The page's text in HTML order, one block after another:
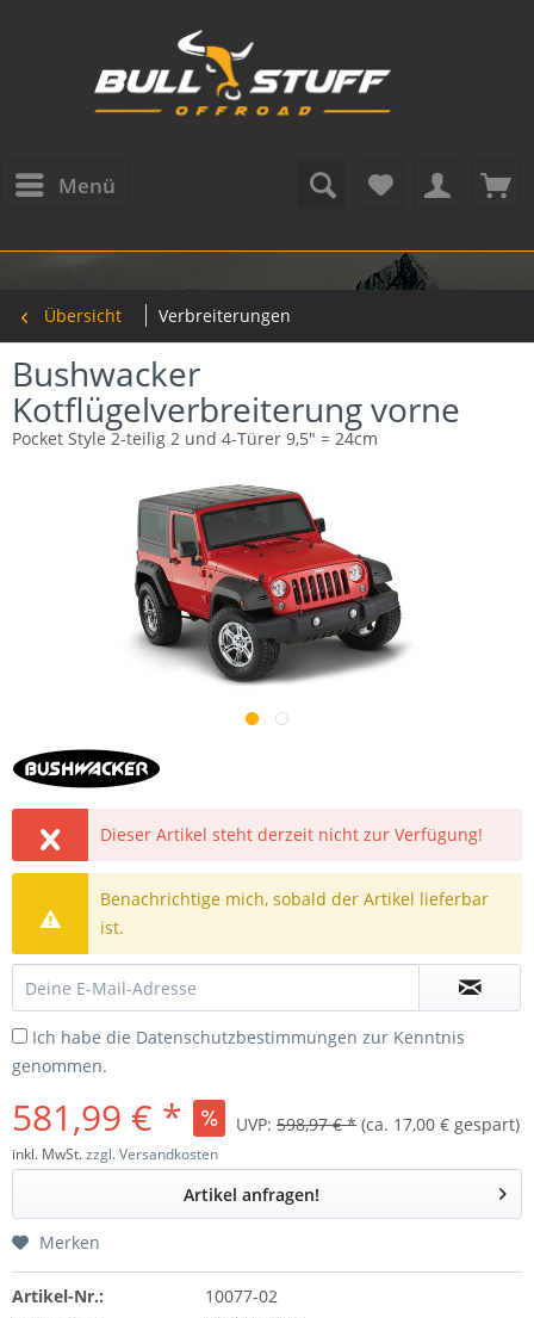
Menü
Übersicht Verbreiterungen
Bushwacker
Kotflügelverbreiterung vorne
Pocket Style 2-teilig 2 und 4-Türer 9,5" = 24cm
Dieser Artikel steht derzeit nicht zur Verfügung!
Benachrichtige mich, sobald der Artikel lieferbar
ist.
Ich habe die Datenschutzbestimmungen zur Kenntnis
genommen.
581,99 € * UVP: 598,97 € * (ca. 17,00 € gespart)
inkl. MwSt.zzgl. Versandkosten
Artikel anfragen!
Merken
Artikel-Nr.:
10077-02